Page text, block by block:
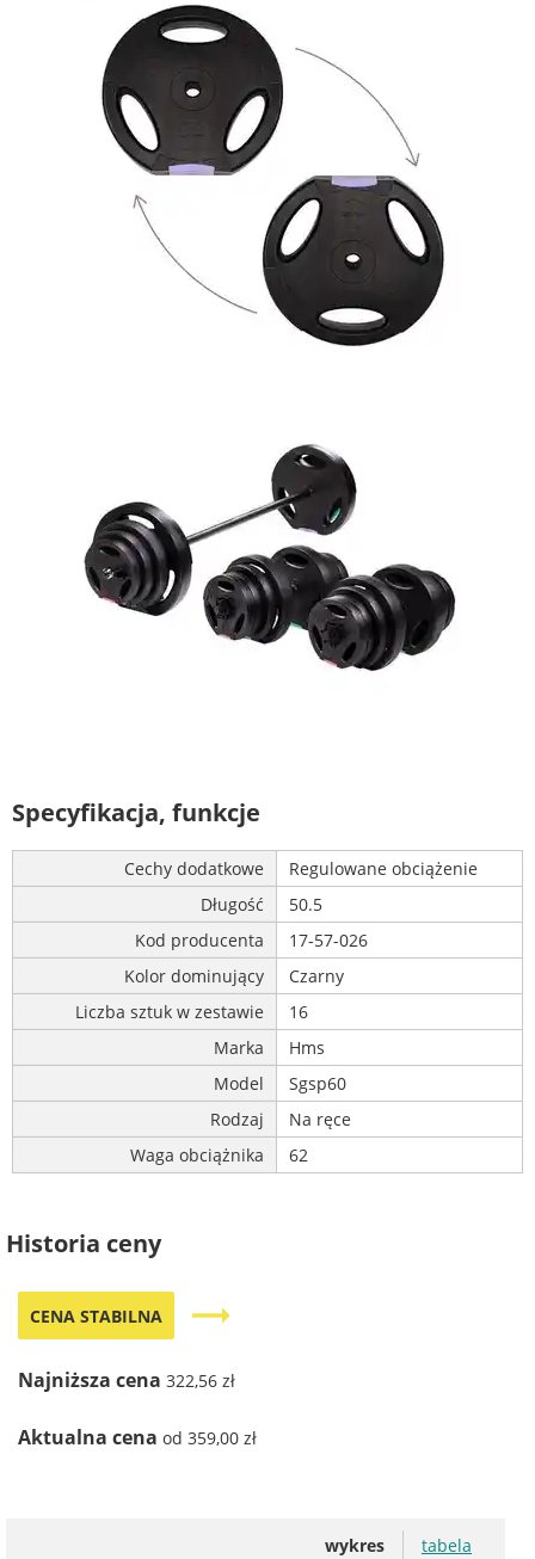
Specyfikacja, funkcje
Cechy dodatkowe
Regulowane obciążenie
Długość
50.5
Kod producenta
17-57-026
Kolor dominujący
Czarny
Liczba sztuk w zestawie
16
Marka
Hms
Model
Sgsp60
Rodzaj
Na ręce
Waga obciążnika
62
Historia ceny
CENA STABILNA trending_flat
Najniższa cena 322,56 zł
Aktualna cena od 359,00 zł
wykres tabela